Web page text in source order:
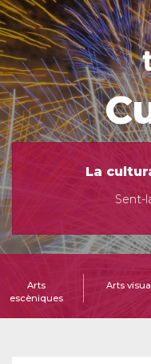
La
Sent-
Arts
escèniques
Arts